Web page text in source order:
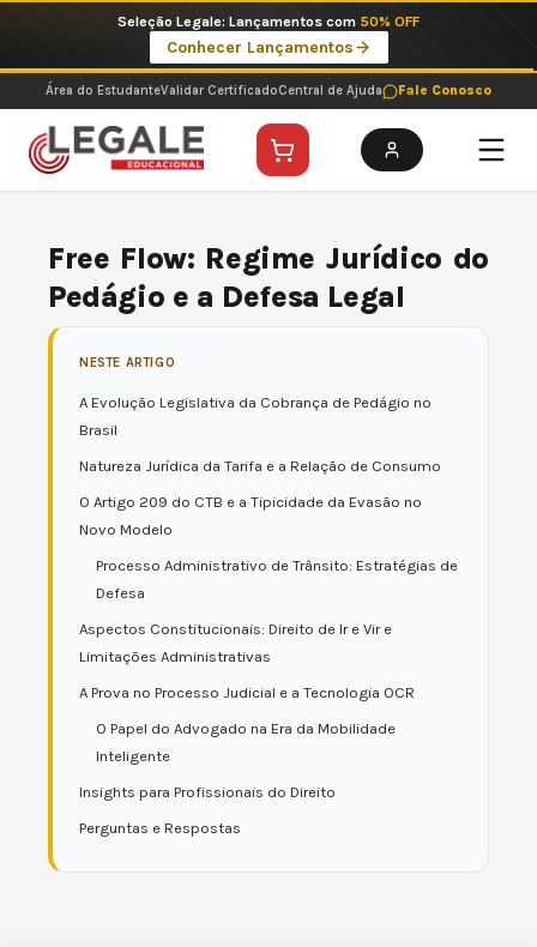
o
conteúdo
Imperdíveis no Pix: Pós Selecionadas a 199 reais no pix em parcela única
Ver ofertas
Área do EstudanteValidar CertificadoCentral de Ajuda Fale Conosco
Free Flow: Regime Jurídico do
Pedágio e a Defesa Legal
NESTE ARTIGO
A Evolução Legislativa da Cobrança de Pedágio no
Brasil
Natureza Jurídica da Tarifa e a Relação de Consumo
O Artigo 209 do CTB e a Tipicidade da Evasão no
Novo Modelo
Processo Administrativo de Trânsito: Estratégias de
Defesa
Aspectos Constitucionais: Direito de Ir e Vir e
Limitações Administrativas
A Prova no Processo Judicial e a Tecnologia OCR
O Papel do Advogado na Era da Mobilidade
Inteligente
Insights para Profissionais do Direito
Perguntas e Respostas